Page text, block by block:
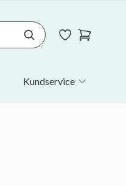
Kundservice